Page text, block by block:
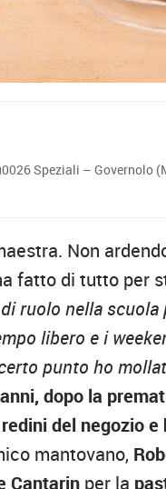
Speziali – Governolo
Non
fatto di tutto per
ruolo nella scuola
libero e i
punto ho
dopo la
del negozio
mantovano,
Cantarin per la